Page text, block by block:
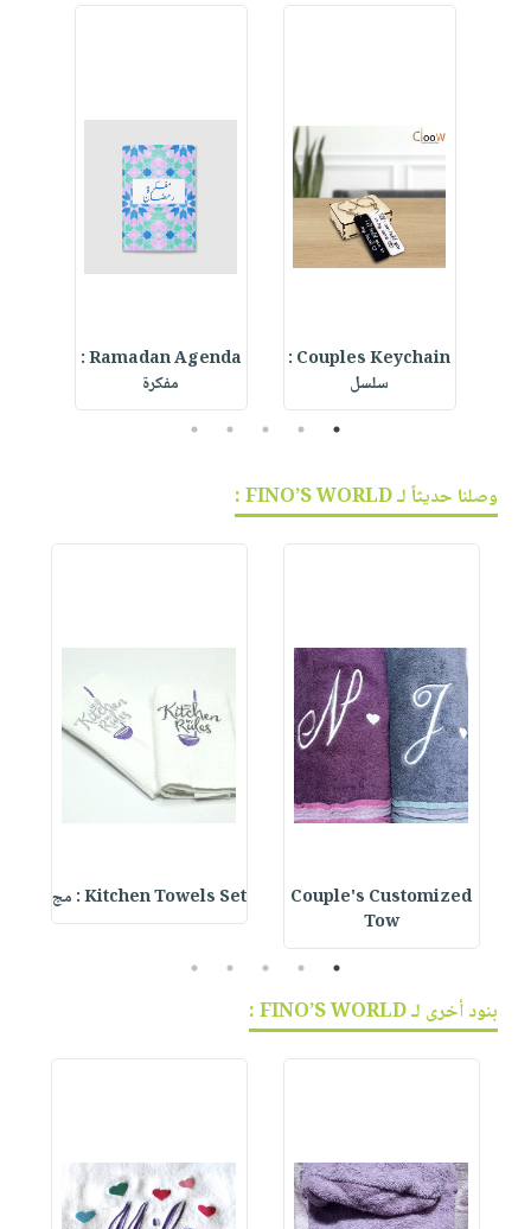
Couples Keychain :
سلسل
Ramadan Agenda :
مفكرة
1
2
3
4
5
وصلنا حديثاً لـ FINO’S WORLD :
Couple's Customized
Tow
Kitchen Towels Set : مج
1
2
3
4
5
بنود أخرى لـ FINO’S WORLD :